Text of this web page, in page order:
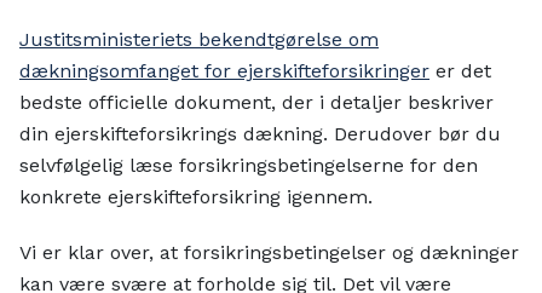
Justitsministeriets bekendtgørelse om
dækningsomfanget for ejerskifteforsikringer er det
bedste officielle dokument, der i detaljer beskriver
din ejerskifteforsikrings dækning. Derudover bør du
selvfølgelig læse forsikringsbetingelserne for den
konkrete ejerskifteforsikring igennem.
Vi er klar over, at forsikringsbetingelser og dækninger
kan være svære at forholde sig til. Det vil være